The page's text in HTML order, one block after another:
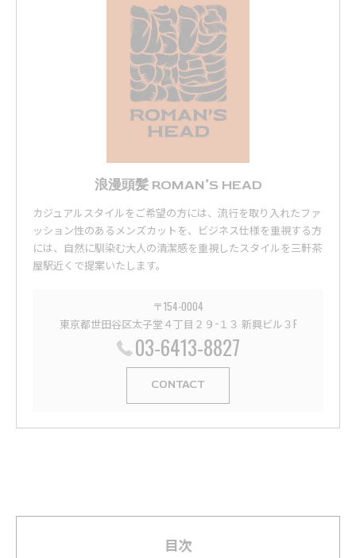
浪漫頭髪 ROMAN’S HEAD
カジュアルスタイルをご希望の方には、流行を取り入れたファ
ッション性のあるメンズカットを、ビジネス仕様を重視する方
には、自然に馴染む大人の清潔感を重視したスタイルを三軒茶
屋駅近くで提案いたします。
〒154-0004
東京都世田谷区太子堂４丁目２９−１３ 新興ビル３F
03-6413-8827
CONTACT
目次